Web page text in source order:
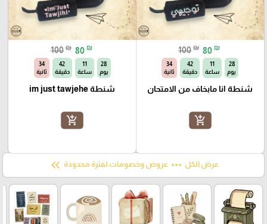
100 ₪ 80 ₪
28
يوم
11
ساعة
42
دقيقة
33
ثانية
شنطة انا مابخاف من الامتحان
add_shopping_cart
100 ₪ 80 ₪
28
يوم
11
ساعة
42
دقيقة
33
ثانية
شنطة im just tawjehe
add_shopping_cart
عرض الكل more_horiz عروض وخصومات لفترة محدودة keyboard_double_arrow_left